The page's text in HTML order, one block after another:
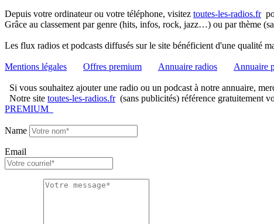
Depuis votre ordinateur ou votre téléphone, visitez toutes-les-radios.fr
Grâce au classement par genre (hits, infos, rock, jazz…) ou par thème
Les flux radios et podcasts diffusés sur le site bénéficient d'une qualité
Mentions légales Offres premium Annuaire radios Annuaire
Si vous souhaitez ajouter une radio ou un podcast à notre annuaire,
Notre site toutes-les-radios.fr(sans publicités) référence gratuitement
PREMIUM
Name
Email